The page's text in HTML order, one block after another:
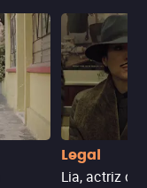
Legal
Lia, actriz